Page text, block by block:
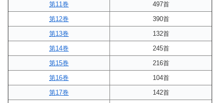
第11巻
497首
第12巻
390首
第13巻
132首
第14巻
245首
第15巻
216首
第16巻
104首
第17巻
142首